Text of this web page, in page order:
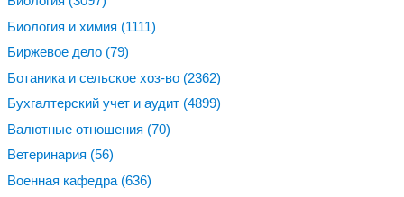
Биология и химия (1111)
Биржевое дело (79)
Ботаника и сельское хоз-во (2362)
Бухгалтерский учет и аудит (4899)
Валютные отношения (70)
Ветеринария (56)
Военная кафедра (636)